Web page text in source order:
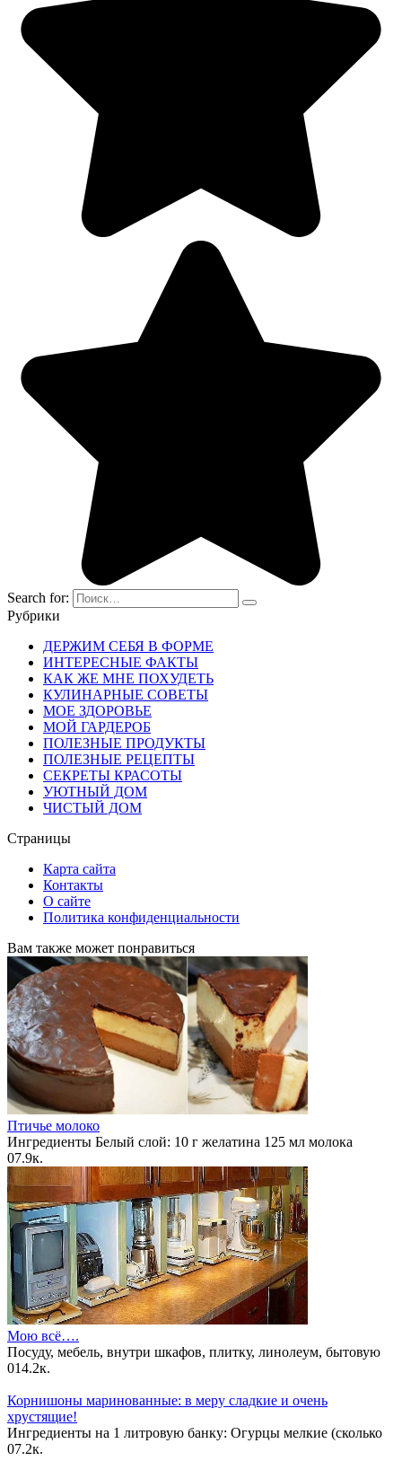
Search for:
Рубрики
ДЕРЖИМ СЕБЯ В ФОРМЕ
ИНТЕРЕСНЫЕ ФАКТЫ
КАК ЖЕ МНЕ ПОХУДЕТЬ
КУЛИНАРНЫЕ СОВЕТЫ
МОЕ ЗДОРОВЬЕ
МОЙ ГАРДЕРОБ
ПОЛЕЗНЫЕ ПРОДУКТЫ
ПОЛЕЗНЫЕ РЕЦЕПТЫ
СЕКРЕТЫ КРАСОТЫ
УЮТНЫЙ ДОМ
ЧИСТЫЙ ДОМ
Страницы
Карта сайта
Контакты
О сайте
Политика конфиденциальности
Вам также может понравиться
Птичье молоко
Ингредиенты Белый слой: 10 г желатина 125 мл молока
07.9к.
Мою всё….
Посуду, мебель, внутри шкафов, плитку, линолеум, бытовую
014.2к.
Корнишоны маринованные: в меру сладкие и очень
хрустящие!
Ингредиенты на 1 литровую банку: Огурцы мелкие (сколько
07.2к.